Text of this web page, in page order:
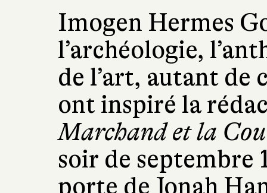
Imogen Hermes
l’archéologie,
de l’art, autant de
ont inspiré la
Marchand et la
soir de septembre
porte de Jonah